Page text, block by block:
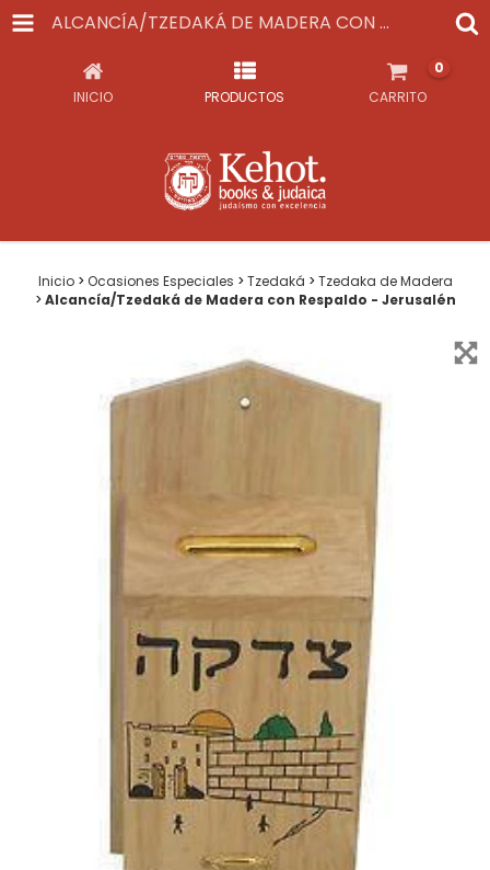
ALCANCÍA/TZEDAKÁ DE MADERA CON RESPALDO - JERUSALÉN
INICIO PRODUCTOS CARRITO
0
Inicio > Ocasiones Especiales > Tzedaká > Tzedaka de Madera
> Alcancía/Tzedaká de Madera con Respaldo - Jerusalén